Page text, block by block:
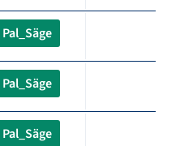
Pal_Säge
Pal_Säge
Pal_Säge